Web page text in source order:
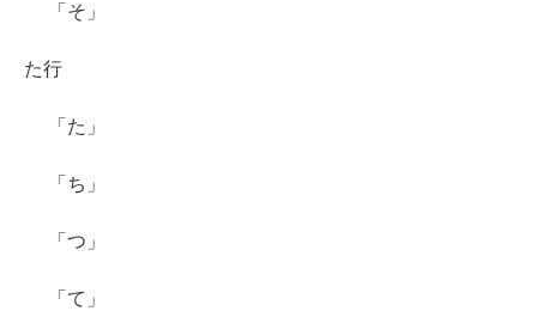
「そ」
た行
「た」
「ち」
「つ」
「て」